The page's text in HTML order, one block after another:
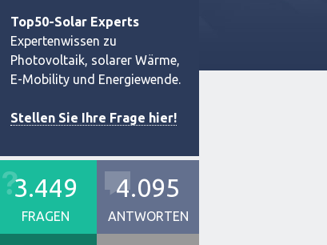
Top50-Solar Experts
Expertenwissen zu
Photovoltaik, solarer Wärme,
E-Mobility und Energiewende.
Stellen Sie Ihre Frage hier!
3.449
FRAGEN
4.095
ANTWORTEN